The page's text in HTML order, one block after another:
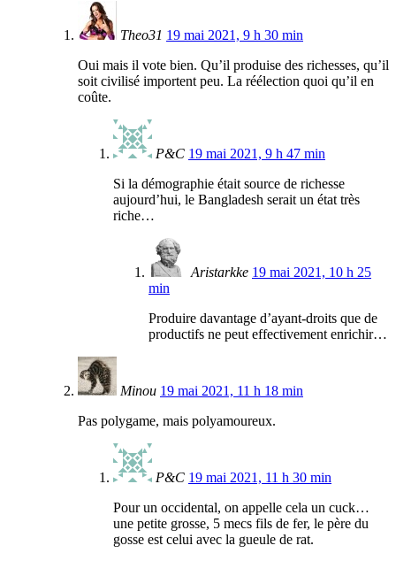
Theo31 19 mai 2021, 9 h 30 min
Oui mais il vote bien. Qu’il produise des richesses, qu’il
soit civilisé importent peu. La réélection quoi qu’il en
coûte.
P&C 19 mai 2021, 9 h 47 min
Si la démographie était source de richesse
aujourd’hui, le Bangladesh serait un état très
riche…
Aristarkke 19 mai 2021, 10 h 25
min
Produire davantage d’ayant-droits que de
productifs ne peut effectivement enrichir…
Minou 19 mai 2021, 11 h 18 min
Pas polygame, mais polyamoureux.
P&C 19 mai 2021, 11 h 30 min
Pour un occidental, on appelle cela un cuck…
une petite grosse, 5 mecs fils de fer, le père du
gosse est celui avec la gueule de rat.